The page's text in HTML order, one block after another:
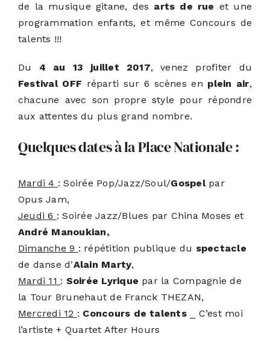
de la musique gitane, des arts de rue et une
programmation enfants, et même Concours de
talents !!!
Du 4 au 13 juillet 2017, venez profiter du
Festival OFF réparti sur 6 scènes en plein air,
chacune avec son propre style pour répondre
aux attentes du plus grand nombre.
Quelques dates à la Place Nationale :
Mardi 4 : Soirée Pop/Jazz/Soul/Gospelpar
Opus Jam,
Jeudi 6 : Soirée Jazz/Blues par China Moses et
André Manoukian,
Dimanche 9 : répétition publique du spectacle
de danse d’Alain Marty,
Mardi 11 : Soirée Lyrique par la Compagnie de
la Tour Brunehaut de Franck THEZAN,
Mercredi 12 : Concours de talents_ C’est moi
l’artiste + Quartet After Hours